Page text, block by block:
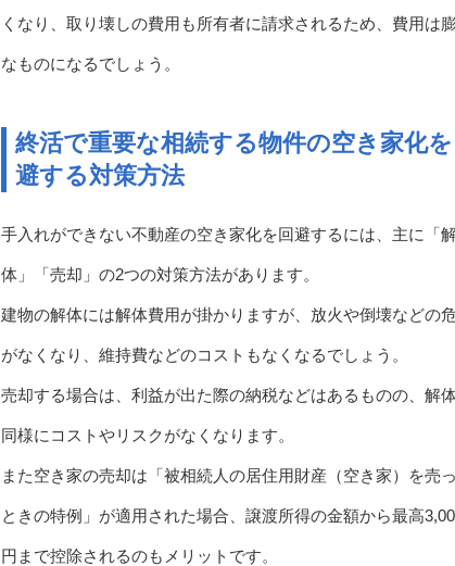
くなり、取り壊しの費用も所有者に請求されるため、費用は
なものになるでしょう。
終活で重要な相続する物件の空き家化を
避する対策方法
手入れができない不動産の空き家化を回避するには、主に「
体」「売却」の2つの対策方法があります。
建物の解体には解体費用が掛かりますが、放火や倒壊などの
がなくなり、維持費などのコストもなくなるでしょう。
売却する場合は、利益が出た際の納税などはあるものの、解
同様にコストやリスクがなくなります。
また空き家の売却は「被相続人の居住用財産（空き家）を売
ときの特例」が適用された場合、譲渡所得の金額から最高
円まで控除されるのもメリットです。